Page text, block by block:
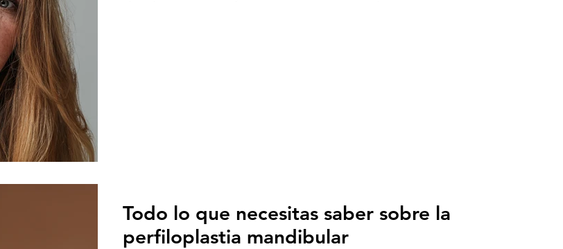
Todo lo que necesitas saber sobre la
perfiloplastia mandibular